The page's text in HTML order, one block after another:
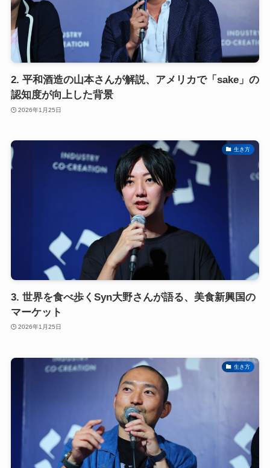
2. 平和酒造の山本さんが解説、アメリカで「sake」の
認知度が向上した背景
2026年1月25日
生き方
3. 世界を食べ歩くSyn大野さんが語る、美食新興国の
マーケット
2026年1月25日
生き方